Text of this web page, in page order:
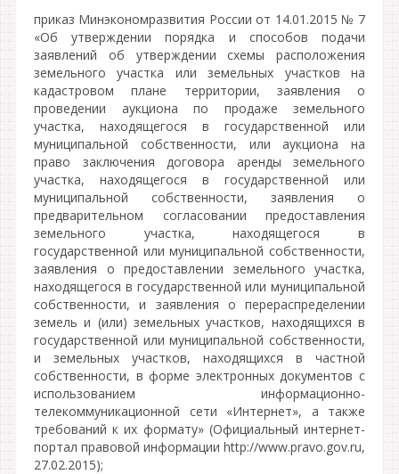
приказ Минэкономразвития России от 14.01.2015 № 7
«Об утверждении порядка и способов подачи
заявлений об утверждении схемы расположения
земельного участка или земельных участков на
кадастровом плане территории, заявления о
проведении аукциона по продаже земельного
участка, находящегося в государственной или
муниципальной собственности, или аукциона на
право заключения договора аренды земельного
участка, находящегося в государственной или
муниципальной собственности, заявления о
предварительном согласовании предоставления
земельного участка, находящегося в
государственной или муниципальной собственности,
заявления о предоставлении земельного участка,
находящегося в государственной или муниципальной
собственности, и заявления о перераспределении
земель и (или) земельных участков, находящихся в
государственной или муниципальной собственности,
и земельных участков, находящихся в частной
собственности, в форме электронных документов с
использованием информационно-
телекоммуникационной сети «Интернет», а также
требований к их формату» (Официальный интернет-
портал правовой информации http://www.pravo.gov.ru,
27.02.2015);